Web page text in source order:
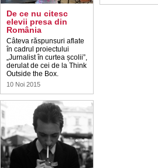
De ce nu citesc
elevii presa din
România
Câteva răspunsuri aflate
în cadrul proiectului
„Jurnalist în curtea școlii”,
derulat de cei de la Think
Outside the Box.
10 Noi 2015